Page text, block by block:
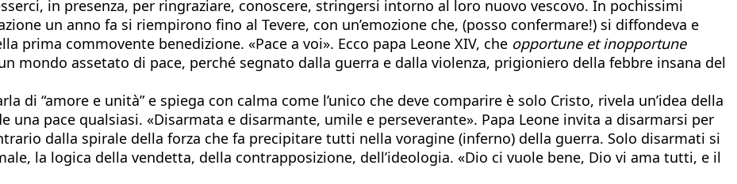
in presenza, per ringraziare, conoscere, stringersi intorno al loro nuovo vescovo. In pochissimi
un anno fa si riempirono fino al Tevere, con un’emozione che, (posso confermare!) si diffondeva e
prima commovente benedizione. «Pace a voi». Ecco papa Leone XIV, che opportune et inopportune
mondo assetato di pace, perché segnato dalla guerra e dalla violenza, prigioniero della febbre insana del
di “amore e unità” e spiega con calma come l’unico che deve comparire è solo Cristo, rivela un’idea della
una pace qualsiasi. «Disarmata e disarmante, umile e perseverante». Papa Leone invita a disarmarsi per
dalla spirale della forza che fa precipitare tutti nella voragine (inferno) della guerra. Solo disarmati si
la logica della vendetta, della contrapposizione, dell’ideologia. «Dio ci vuole bene, Dio vi ama tutti, e il